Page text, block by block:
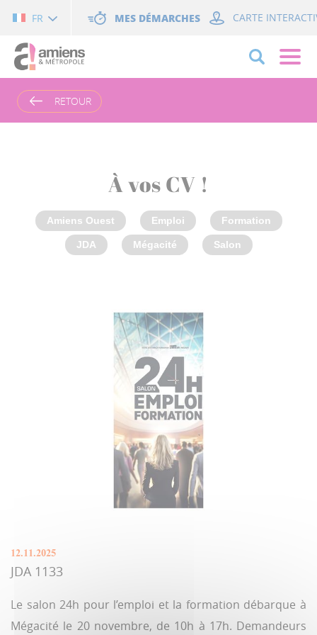
FR MES DÉMARCHES CARTE
RETOUR
À vos CV !
Amiens Ouest Emploi Formation
JDA Mégacité Salon
12.11.2025
JDA 1133
Le salon 24h pour l’emploi et la formation débarque à
Mégacité le 20 novembre, de 10h à 17h. Demandeurs